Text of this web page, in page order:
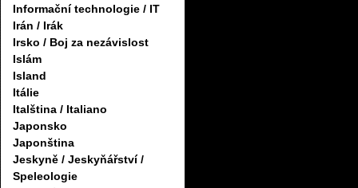
Informační technologie / IT
Irán / Irák
Irsko / Boj za nezávislost
Islám
Island
Itálie
Italština / Italiano
Japonsko
Japonština
Jeskyně / Jeskyňářství /
Speleologie